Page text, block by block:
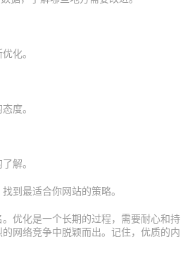
化。
度。
解。
到最适合你网站的策略。
优化是一个长期的过程，需要耐心和持
网络竞争中脱颖而出。记住，优质的内